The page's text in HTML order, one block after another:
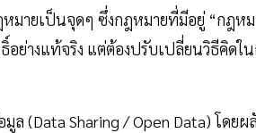
มายเป็นจุดๆ ซึ่งกฎหมายที่มีอยู่ “กฎห
อย่างแท้จริง แต่ต้องปรับเปลี่ยนวิธีคิด
มูล (Data Sharing / Open Data) โดย